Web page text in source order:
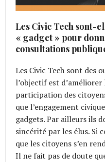
Les Civic Tech sont-
« gadget » pour
consultations
Les Civic Tech sont des
l’objectif est
participation des
que l’engagement
gadgets. Par ailleurs ils
sincérité par les élus. Si
que les citoyens s’en
Il ne fait pas de doute